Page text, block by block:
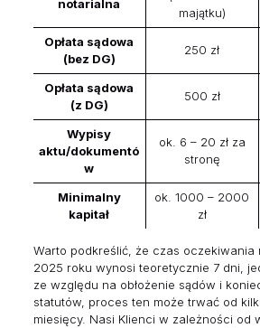
notarialna
majątku)
Opłata sądowa
(bez DG)
250 zł
Opłata sądowa
(z DG)
500 zł
Wypisy
aktu/dokumentó
w
ok. 6 – 20 zł za
stronę
Minimalny
kapitał
ok. 1000 – 2000
zł
Warto podkreślić, że czas oczekiwania
2025 roku wynosi teoretycznie 7 dni,
ze względu na obłożenie sądów i
statutów, proces ten może trwać od
miesięcy. Nasi Klienci w zależności od